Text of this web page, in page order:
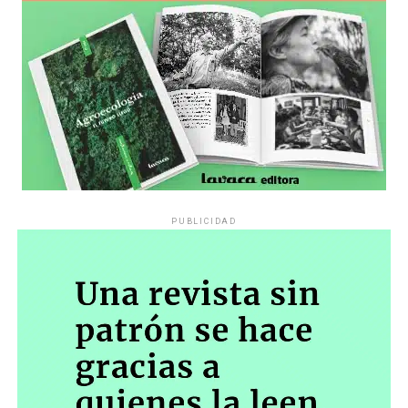
Década perdida: Marta Montero,
mamá de Lucía Pérez
“Estamos como el día 1”. La frase de la madre de la joven
asesinada en 2016 remite a aquel año: cuando
denunciaron que dos narcofemicidas habían abusado y
es a través del interrogante, que puedan encarnar la
pregunta», comparte Gonzalo, de 41 años.
PUBLICIDAD